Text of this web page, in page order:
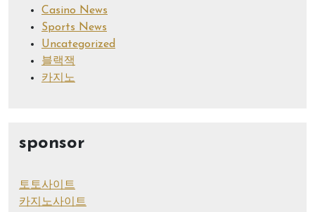
Casino News
Sports News
Uncategorized
블랙잭
카지노
sponsor
토토사이트
카지노사이트